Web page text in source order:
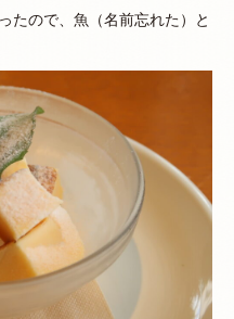
たので、魚（名前忘れた）と